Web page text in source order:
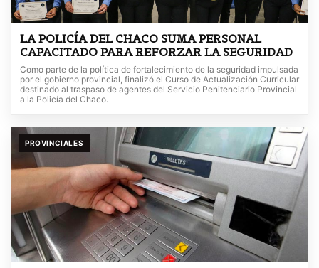
LA POLICÍA DEL CHACO SUMA PERSONAL
CAPACITADO PARA REFORZAR LA SEGURIDAD
Como parte de la política de fortalecimiento de la seguridad impulsada
por el gobierno provincial, finalizó el Curso de Actualización Curricular
destinado al traspaso de agentes del Servicio Penitenciario Provincial
a la Policía del Chaco.
PROVINCIALES